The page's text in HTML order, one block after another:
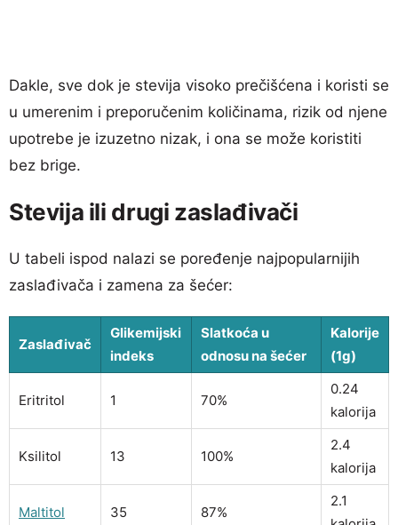
Dakle, sve dok je stevija visoko prečišćena i koristi se
u umerenim i preporučenim količinama, rizik od njene
upotrebe je izuzetno nizak, i ona se može koristiti
bez brige.
Stevija ili drugi zaslađivači
U tabeli ispod nalazi se poređenje najpopularnijih
zaslađivača i zamena za šećer:
Zaslađivač
Glikemijski
indeks
Slatkoća u
odnosu na šećer
Kalorije
(1g)
Eritritol 1 70%
0.24
kalorija
Ksilitol 13 100%
2.4
kalorija
Maltitol 35 87%
2.1